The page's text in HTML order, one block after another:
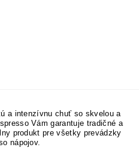
a intenzívnu chuť so skvelou a
Vám garantuje tradičné a
produkt pre všetky prevádzky
nápojov.